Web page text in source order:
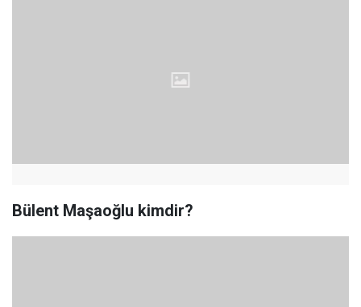
Bülent Maşaoğlu kimdir?